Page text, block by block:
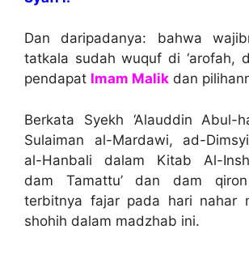
Dan daripadanya: bahwa
tatkala sudah wuquf di ‘arofah,
pendapat Imam Malik dan
Berkata Syekh ‘Alauddin Abul-
Sulaiman al-Mardawi, ad-
al-Hanbali dalam Kitab Al-
dam Tamattu’ dan dam
terbitnya fajar pada hari nahar
shohih dalam madzhab ini.